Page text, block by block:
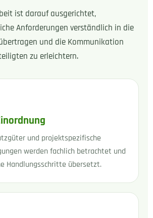
ist darauf ausgerichtet,
Anforderungen verständlich in die
und die Kommunikation
zu erleichtern.
und projektspezifische
werden fachlich betrachtet und
Handlungsschritte übersetzt.